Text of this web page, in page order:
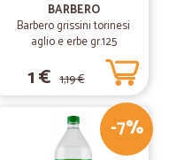
BARBERO
Barbero grissini torinesi
aglio e erbe gr.125
1 € 1,19 €
-7%